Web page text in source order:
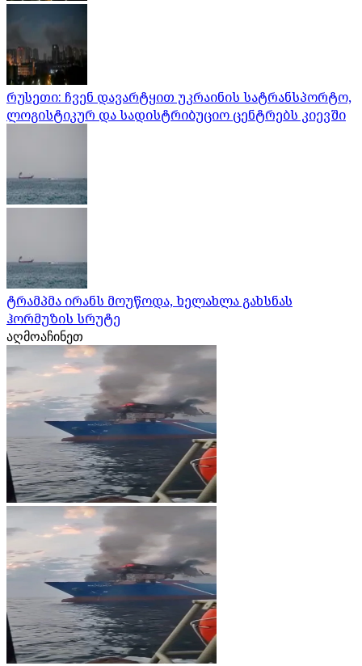
რუსეთი: ჩვენ დავარტყით უკრაინის სატრანსპორტო,
ლოგისტიკურ და სადისტრიბუციო ცენტრებს კიევში
ტრამპმა ირანს მოუწოდა, ხელახლა გახსნას
ჰორმუზის სრუტე
აღმოაჩინეთ